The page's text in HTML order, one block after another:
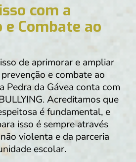
com a
e Combate ao
de aprimorar e ampliar
e combate ao
Pedra da Gávea conta com
Acreditamos que
é fundamental, e
isso é sempre através
violenta e da parceria
escolar.